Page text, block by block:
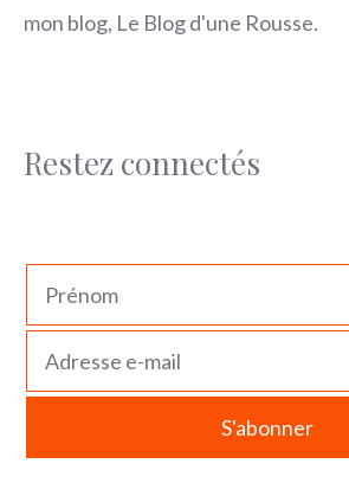
mon blog, Le Blog d'une Rousse.
Restez connectés